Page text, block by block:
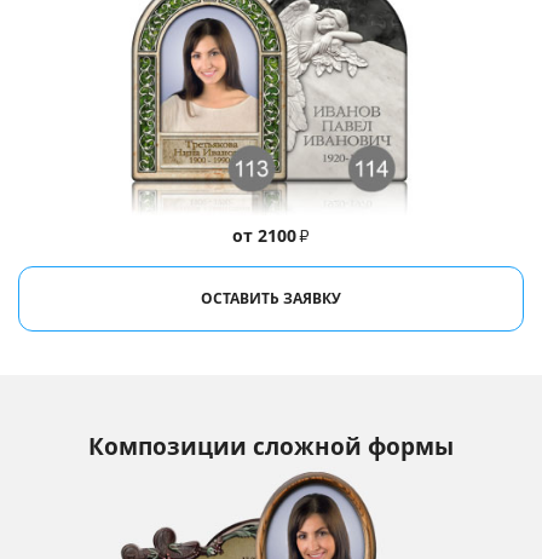
от 2100₽
ОСТАВИТЬ ЗАЯВКУ
Композиции сложной формы